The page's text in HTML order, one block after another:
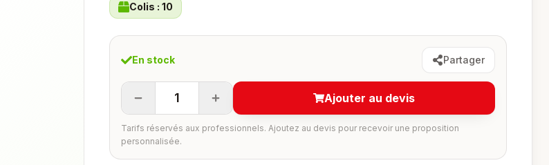
Colis : 10
En stock Partager
1 Ajouter au devis
Tarifs réservés aux professionnels. Ajoutez au devis pour recevoir une proposition
personnalisée.